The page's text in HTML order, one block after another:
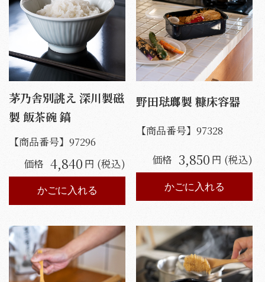
茅乃舎別誂え 深川製磁
製 飯茶碗 鎬
【商品番号】 97296
価格 4,840 円 (税込)
かごに入れる
野田琺瑯製 糠床容器
【商品番号】97328
価格 3,850 円 (税込)
かごに入れる